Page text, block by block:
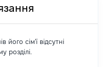
його сім'ї відсутні
розділі.